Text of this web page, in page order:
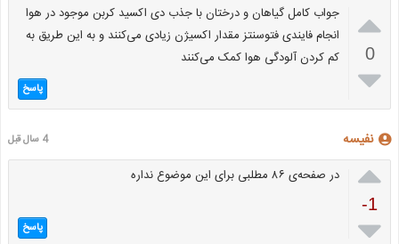

0

جواب کامل گیاهان و درختان با جذب دی اکسید کربن موجود در هوا
انجام فایندی فتوسنتز مقدار اکسیژن زیادی می‌کنند و به این طریق به
کم کردن آلودگی هوا کمک می‌کنند
پاسخ
نفیسه 4 سال قبل

-1

در صفحه‌ی ۸۶ مطلبی برای این موضوع نداره
پاسخ